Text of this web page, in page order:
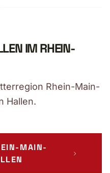
IM RHEIN-
Rhein-Main-
Hallen.
MAIN-